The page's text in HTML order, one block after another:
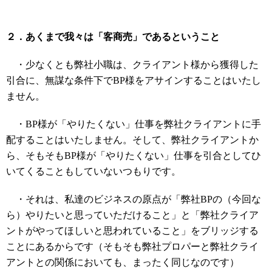
２．あくまで我々は「客商売」であるということ
・少なくとも弊社小職は、クライアント様から獲得した
引合に、無謀な条件下でBP様をアサインすることはいたし
ません。
・BP様が「やりたくない」仕事を弊社クライアントに手
配することはいたしません。そして、弊社クライアントか
ら、そもそもBP様が「やりたくない」仕事を引合としてひ
いてくることもしていないつもりです。
・それは、私達のビジネスの原点が「弊社BPの（今回な
ら）やりたいと思っていただけること」と「弊社クライア
ントがやってほしいと思われていること」をブリッジする
ことにあるからです（そもそも弊社プロパーと弊社クライ
アントとの関係においても、まったく同じなのです）